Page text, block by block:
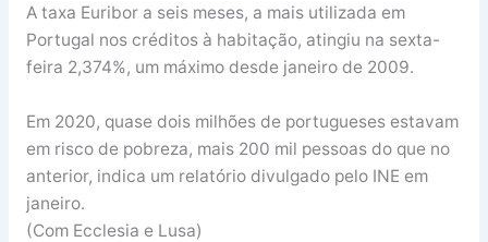
A taxa Euribor a seis meses, a mais utilizada em
Portugal nos créditos à habitação, atingiu na sexta-
feira 2,374%, um máximo desde janeiro de 2009.
Em 2020, quase dois milhões de portugueses estavam
em risco de pobreza, mais 200 mil pessoas do que no
anterior, indica um relatório divulgado pelo INE em
janeiro.
(Com Ecclesia e Lusa)